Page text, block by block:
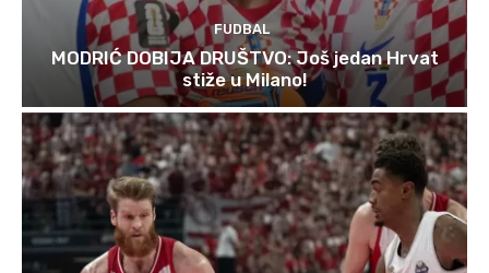
FUDBAL
MODRIĆ DOBIJA DRUŠTVO: Još jedan Hrvat
stiže u Milano!